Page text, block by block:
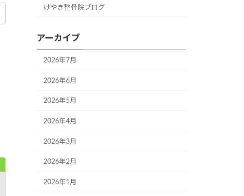
けやき整骨院ブログ
アーカイブ
2026年7月
2026年6月
2026年5月
2026年4月
2026年3月
2026年2月
2026年1月